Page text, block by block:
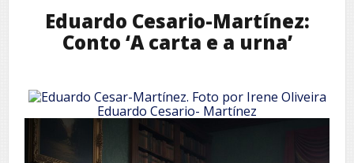
Eduardo Cesario-Martínez:
Conto ‘A carta e a urna’
Eduardo Cesario- Martínez